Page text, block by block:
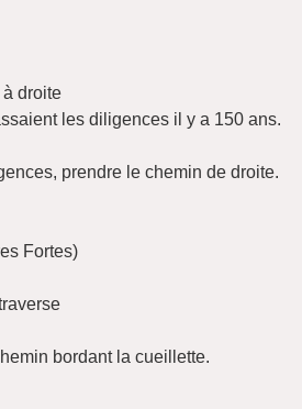
droite
les diligences il y a 150 ans.
prendre le chemin de droite.
Fortes)
bordant la cueillette.